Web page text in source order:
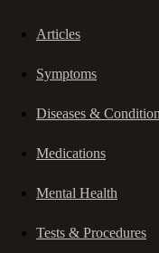
Articles
Symptoms
Diseases &
Medications
Mental Health
Tests & Procedures